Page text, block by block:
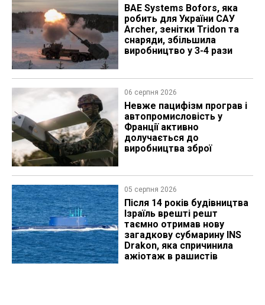
BAE Systems Bofors, яка
робить для України САУ
Archer, зенітки Tridon та
снаряди, збільшила
виробництво у 3-4 рази
06 серпня 2026
Невже пацифізм програв і
автопромисловість у
Франції активно
долучається до
виробництва зброї
05 серпня 2026
Після 14 років будівництва
Ізраїль врешті решт
таємно отримав нову
загадкову субмарину INS
Drakon, яка спричинила
ажіотаж в рашистів